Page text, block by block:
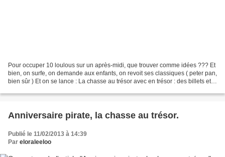
Pour occuper 10 loulous sur un après-midi, que trouver comme idées ??? Et
bien, on surfe, on demande aux enfants, on revoit ses classiques ( peter pan,
bien sûr ) Et on se lance : La chasse au trésor avec en trésor : des billets et
Anniversaire pirate, la chasse au trésor.
Publié le 11/02/2013 à 14:39
Par eloraleeloo